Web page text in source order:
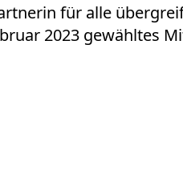
für alle
2023 gewähltes